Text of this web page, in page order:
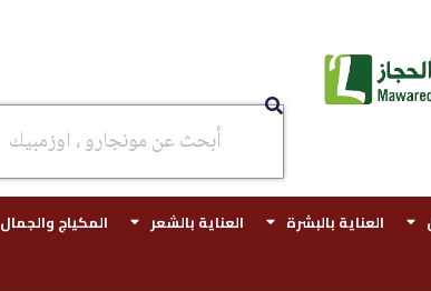
العناية بالبشرة العناية بالشعر المكياج والجمال